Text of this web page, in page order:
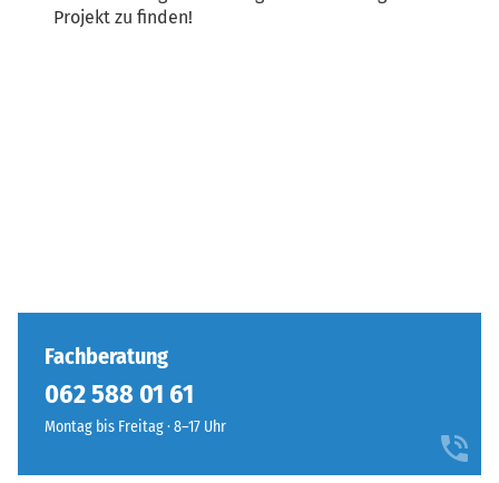
Fachberatung
062 588 01 61
Montag bis Freitag · 8–17 Uhr